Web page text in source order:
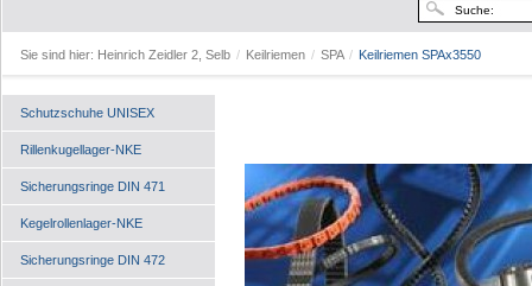
Sie sind hier: Heinrich Zeidler 2, Selb / Keilriemen / SPA / Keilriemen SPAx3550
Schutzschuhe UNISEX
Rillenkugellager-NKE
Sicherungsringe DIN 471
Kegelrollenlager-NKE
Sicherungsringe DIN 472